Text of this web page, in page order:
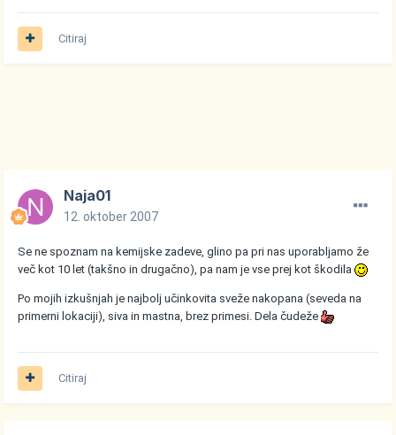
Citiraj
Naja01
12. oktober 2007
Se ne spoznam na kemijske zadeve, glino pa pri nas uporabljamo že
več kot 10 let (takšno in drugačno), pa nam je vse prej kot škodila
Po mojih izkušnjah je najbolj učinkovita sveže nakopana (seveda na
primerni lokaciji), siva in mastna, brez primesi. Dela čudeže
Citiraj